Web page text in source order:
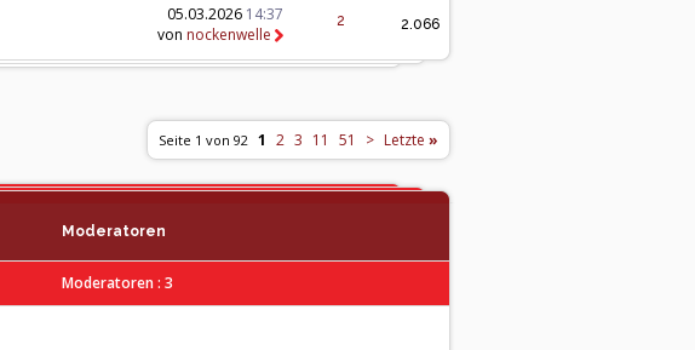
05.03.2026 14:37
von nockenwelle
2 2.066
Seite 1 von 92 1 2 3 11 51 > Letzte »
Moderatoren
Moderatoren : 3